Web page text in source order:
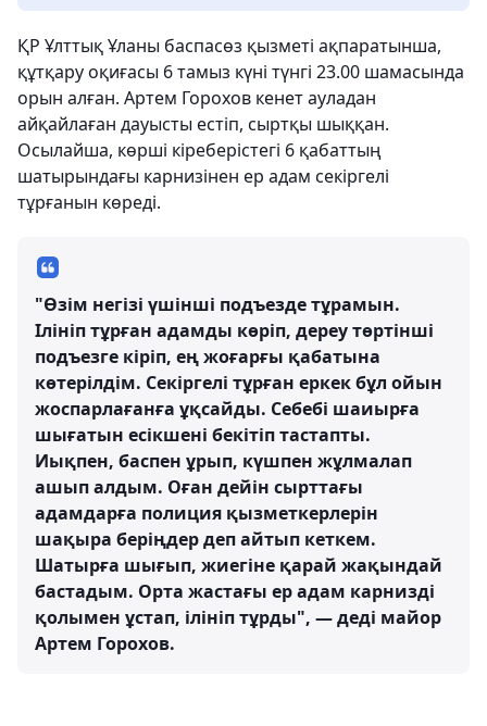
ҚР Ұлттық Ұланы баспасөз қызметі ақпаратынша,
құтқару оқиғасы 6 тамыз күні түнгі 23.00 шамасында
орын алған. Артем Горохов кенет ауладан
айқайлаған дауысты естіп, сыртқы шыққан.
Осылайша, көрші кіреберістегі 6 қабаттың
шатырындағы карнизінен ер адам секіргелі
тұрғанын көреді.
"Өзім негізі үшінші подъезде тұрамын.
Ілініп тұрған адамды көріп, дереу төртінші
подъезге кіріп, ең жоғарғы қабатына
көтерілдім. Секіргелі тұрған еркек бұл ойын
жоспарлағанға ұқсайды. Себебі шаиырға
шығатын есікшені бекітіп тастапты.
Иықпен, баспен ұрып, күшпен жұлмалап
ашып алдым. Оған дейін сырттағы
адамдарға полиция қызметкерлерін
шақыра беріңдер деп айтып кеткем.
Шатырға шығып, жиегіне қарай жақындай
бастадым. Орта жастағы ер адам карнизді
қолымен ұстап, ілініп тұрды", — деді майор
Артем Горохов.